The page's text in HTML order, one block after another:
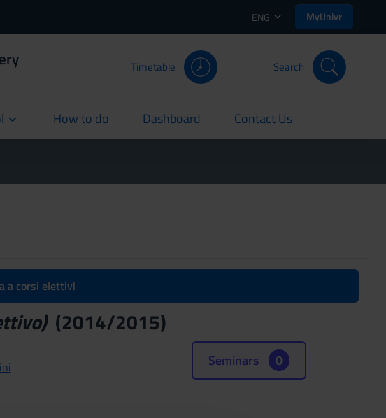
ENG MyUnivr
Timetable Search
How to do
current Dashboard
current Contact Us
current
a corsi elettivi
(2014/2015)
Seminars 0